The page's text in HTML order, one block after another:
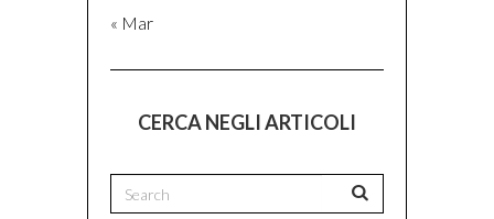
« Mar
CERCA NEGLI ARTICOLI